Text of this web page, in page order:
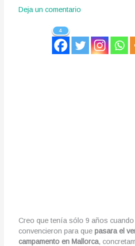
Deja un comentario
4
Creo que tenía sólo 9 años
convencieron para quepasara el
campamento en Mallorca,